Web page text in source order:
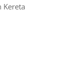
Kereta